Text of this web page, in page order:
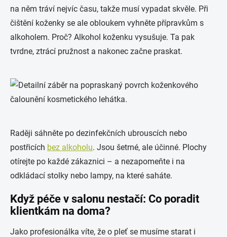
na něm tráví nejvíc času, takže musí vypadat skvěle. Při
čištění koženky se ale obloukem vyhněte přípravkům s
alkoholem. Proč? Alkohol koženku vysušuje. Ta pak
tvrdne, ztrácí pružnost a nakonec začne praskat.
Raději sáhněte po dezinfekčních ubrouscích nebo
postřicích bez alkoholu. Jsou šetrné, ale účinné. Plochy
otírejte po každé zákaznici – a nezapomeňte i na
odkládací stolky nebo lampy, na které saháte.
Když péče v salonu nestačí: Co poradit
klientkám na doma?
Jako profesionálka víte, že o pleť se musíme starat i